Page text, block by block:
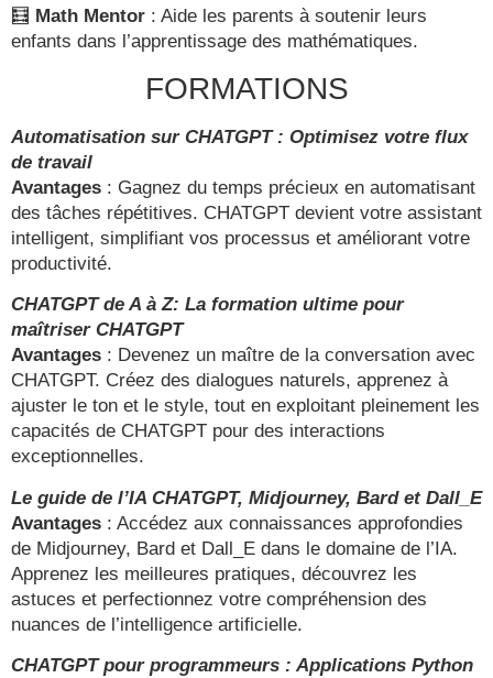
🧮 Math Mentor : Aide les parents à soutenir leurs
enfants dans l’apprentissage des mathématiques.
FORMATIONS
Automatisation sur CHATGPT : Optimisez votre flux
de travail
Avantages : Gagnez du temps précieux en automatisant
des tâches répétitives. CHATGPT devient votre assistant
intelligent, simplifiant vos processus et améliorant votre
productivité.
CHATGPT de A à Z: La formation ultime pour
maîtriser CHATGPT
Avantages : Devenez un maître de la conversation avec
CHATGPT. Créez des dialogues naturels, apprenez à
ajuster le ton et le style, tout en exploitant pleinement les
capacités de CHATGPT pour des interactions
exceptionnelles.
Le guide de l’IA CHATGPT, Midjourney, Bard et Dall_E
Avantages : Accédez aux connaissances approfondies
de Midjourney, Bard et Dall_E dans le domaine de l’IA.
Apprenez les meilleures pratiques, découvrez les
astuces et perfectionnez votre compréhension des
nuances de l’intelligence artificielle.
CHATGPT pour programmeurs : Applications Python